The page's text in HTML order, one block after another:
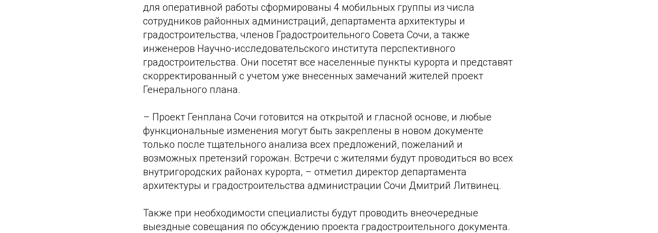
для оперативной работы сформированы 4 мобильных группы из числа
сотрудников районных администраций, департамента архитектуры и
градостроительства, членов Градостроительного Совета Сочи, а также
инженеров Научно-исследовательского института перспективного
градостроительства. Они посетят все населенные пункты курорта и представят
скорректированный с учетом уже внесенных замечаний жителей проект
Генерального плана.
– Проект Генплана Сочи готовится на открытой и гласной основе, и любые
функциональные изменения могут быть закреплены в новом документе
только после тщательного анализа всех предложений, пожеланий и
возможных претензий горожан. Встречи с жителями будут проводиться во всех
внутригородских районах курорта, – отметил директор департамента
архитектуры и градостроительства администрации Сочи Дмитрий Литвинец.
Также при необходимости специалисты будут проводить внеочередные
выездные совещания по обсуждению проекта градостроительного документа.